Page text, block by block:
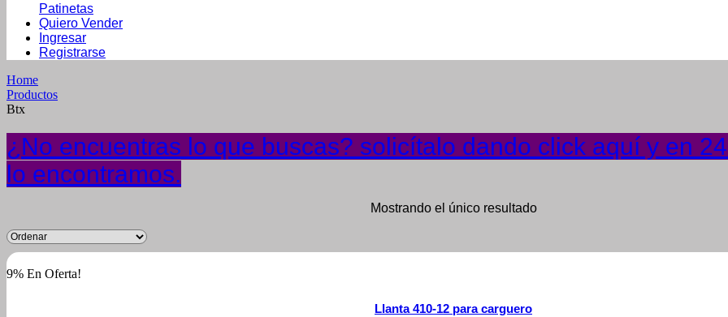
Patinetas
Quiero Vender
Ingresar
Registrarse
Home
Productos
Btx
¿No encuentras lo que buscas? solicítalo dando click aquí y en
lo encontramos.
Mostrando el único resultado
9% En Oferta!
Llanta 410-12 para carguero